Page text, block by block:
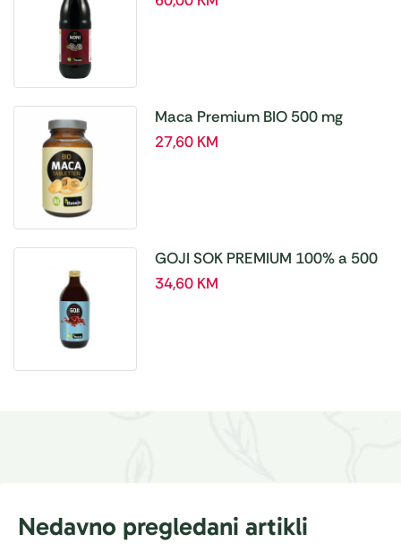
Maca Premium BIO 500 mg
tablete, a180 tbl – Hanoju
27,60 KM
GOJI SOK PREMIUM 100% a 500
ml
34,60 KM
Nedavno pregledani artikli